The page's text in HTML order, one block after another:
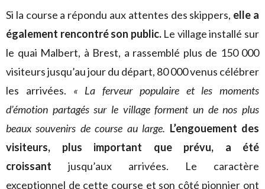
Si la course a répondu aux attentes des skippers, elle a
également rencontré son public. Le village installé sur
le quai Malbert, à Brest, a rassemblé plus de 150 000
visiteurs jusqu’au jour du départ, 80 000 venus célébrer
les arrivées. « La ferveur populaire et les moments
d’émotion partagés sur le village forment un de nos plus
beaux souvenirs de course au large. L’engouement des
visiteurs, plus important que prévu, a été
croissant jusqu’aux arrivées. Le caractère
exceptionnel de cette course et son côté pionnier ont